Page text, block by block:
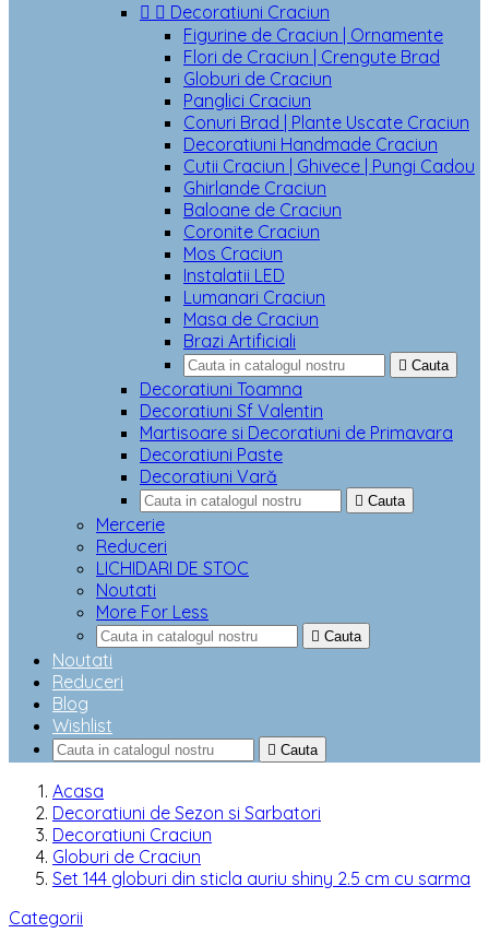
  Decoratiuni Craciun
Figurine de Craciun | Ornamente
Flori de Craciun | Crengute Brad
Globuri de Craciun
Panglici Craciun
Conuri Brad | Plante Uscate Craciun
Decoratiuni Handmade Craciun
Cutii Craciun | Ghivece | Pungi Cadou
Ghirlande Craciun
Baloane de Craciun
Coronite Craciun
Mos Craciun
Instalatii LED
Lumanari Craciun
Masa de Craciun
Brazi Artificiali
 Cauta
Decoratiuni Toamna
Decoratiuni Sf Valentin
Martisoare si Decoratiuni de Primavara
Decoratiuni Paste
Decoratiuni Vară
 Cauta
Mercerie
Reduceri
LICHIDARI DE STOC
Noutati
More For Less
 Cauta
Noutati
Reduceri
Blog
Wishlist
 Cauta
Acasa
Decoratiuni de Sezon si Sarbatori
Decoratiuni Craciun
Globuri de Craciun
Set 144 globuri din sticla auriu shiny 2.5 cm cu sarma
Categorii